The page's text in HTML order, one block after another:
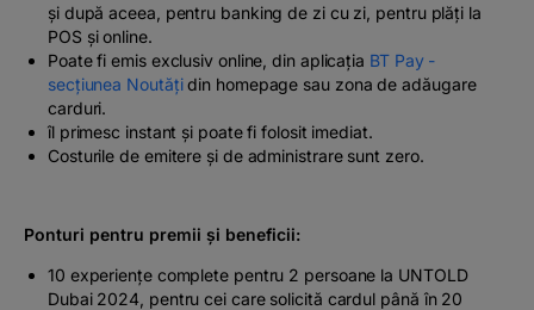
și după aceea, pentru banking de zi cu zi, pentru plăţi la
POS şi online.
Poate fi emis exclusiv online, din aplicaţia BT Pay -
secţiunea Noutăţidin homepage sau zona de adăugare
carduri.
îl primesc instant și poate fi folosit imediat.
Costurile de emitere și de administrare sunt zero.
Ponturi pentru premii și beneficii:
10 experienţe complete pentru 2 persoane la UNTOLD
Dubai 2024, pentru cei care solicită cardul până în 20